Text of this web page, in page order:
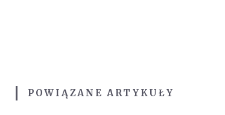
POWIĄZANE ARTYKUŁY